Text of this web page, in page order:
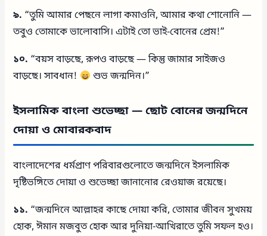
৯. “তুমি আমার পেছনে লাগা কমাওনি, আমার কথা শোনোনি —
তবুও তোমাকে ভালোবাসি। এটাই তো ভাই-বোনের প্রেম!”
১০. “বয়স বাড়ছে, রূপও বাড়ছে — কিন্তু জামার সাইজও
বাড়ছে। সাবধান!
শুভ জন্মদিন।”
ইসলামিক বাংলা শুভেচ্ছা — ছোট বোনের জন্মদিনে
দোয়া ও মোবারকবাদ
বাংলাদেশের ধর্মপ্রাণ পরিবারগুলোতে জন্মদিনে ইসলামিক
দৃষ্টিভঙ্গিতে দোয়া ও শুভেচ্ছা জানানোর রেওয়াজ রয়েছে।
১১. “জন্মদিনে আল্লাহর কাছে দোয়া করি, তোমার জীবন সুখময়
হোক, ঈমান মজবুত হোক আর দুনিয়া-আখিরাতে তুমি সফল হও।